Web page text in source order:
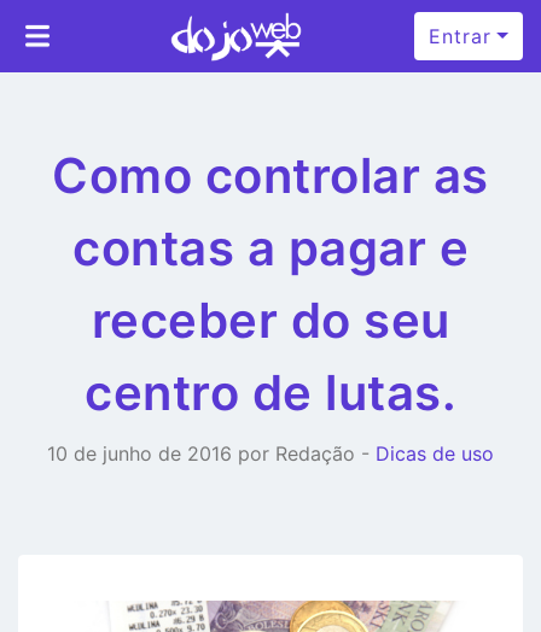
Entrar
Como controlar as
contas a pagar e
receber do seu
centro de lutas.
10 de junho de 2016 por Redação - Dicas de uso